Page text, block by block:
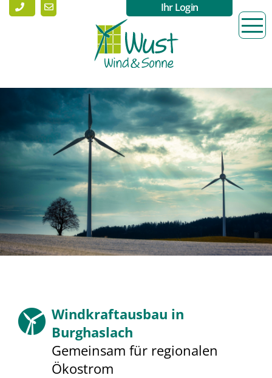
Ihr Login
Windkraftausbau in
Burghaslach
Gemeinsam für regionalen
Ökostrom